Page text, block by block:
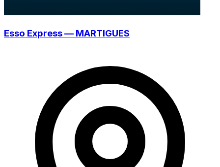
Esso Express — MARTIGUES